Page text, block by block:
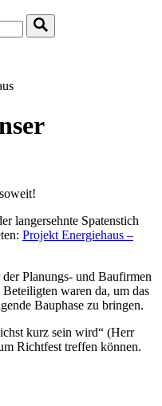
langersehnte Spatenstich
Projekt Energiehaus –
Planungs- und Baufirmen
waren da, um das
Bauphase zu bringen.
kurz sein wird“ (Herr
Richtfest treffen können.